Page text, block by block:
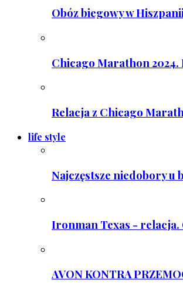
Obóz biegowy w
Chicago Marathon 2024.
Relacja z Chicago
life style
Najczęstsze niedobory u
Ironman Texas - relacja.
AVON KONTRA